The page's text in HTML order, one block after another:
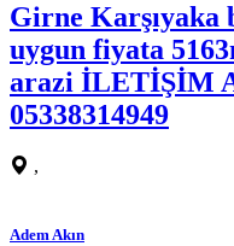
Girne Karşıyaka
uygun fiyata
arazi İLETİŞİM
05338314949
,
Adem Akın